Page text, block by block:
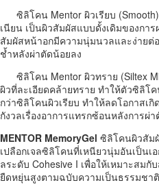
ซิลิโคน Mentor ผิวเรียบ
เนียน เป็นผิวสัมผัสแบบดั้งเดิมของกา
สัมผัสหน้าอกมีความนุ่มนวลและง่ายต่
ช้ำหลังผ่าตัดน้อยลง
ซิลิโคน Mentor ผิวทราย (Siltex
ผิวที่ละเอียดคล้ายทราย ทำให้ตัวซิลิโ
กว่าซิลิโคนผิวเรียบ ทำให้ลดโอกาสเ
กังวลเรื่องอาการแทรกซ้อนหลังการผ่
MENTOR MemoryGel ซิลิโคนผิวสัม
เปลือกเจลซิลิโคนที่เหนียวนุ่มอันเป็นเ
ลระดับ Cohesive I เพื่อให้เหมาะสม
ยืดหยุ่นสูงตามฉบับความเป็นธรรมชาติ